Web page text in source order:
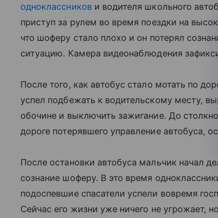
одноклассников и водителя школьного
приступ за рулем во время поездки на
что шоферу стало плохо и он потерял
ситуацию. Камера видеонаблюдения
После того, как автобус стало мотать по
успел подбежать к водительскому месту,
обочине и выключить зажигание. До
дороге потерявшего управление автобуса,
После остановки автобуса мальчик начал
сознание шоферу. В это время
подоспевшие спасатели успели вовремя
Сейчас его жизни уже ничего не угрожает,